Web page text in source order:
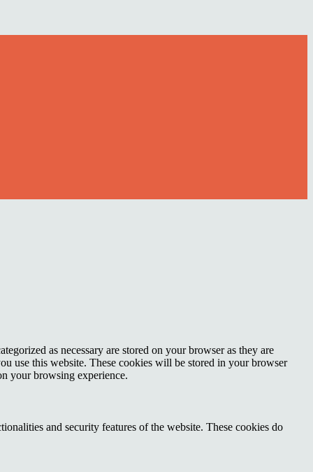
as necessary are stored on your browser as they are
use this website. These cookies will be stored in your browser
your browsing experience.
and security features of the website. These cookies do